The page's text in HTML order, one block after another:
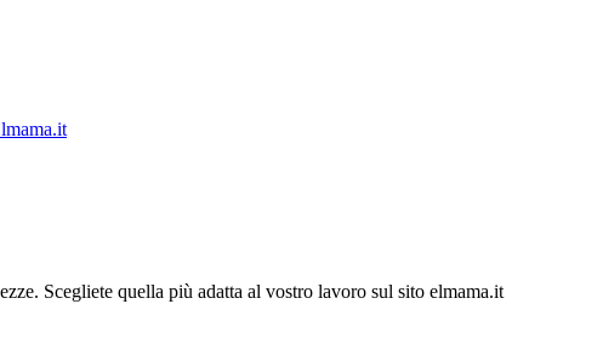
Scegliete quella più adatta al vostro lavoro sul sito elmama.it